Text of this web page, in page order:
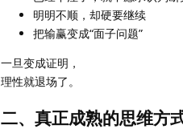
明明不顺，却硬要继续
把输赢变成“面子问题”
一旦变成证明，
理性就退场了。
二、真正成熟的思维方